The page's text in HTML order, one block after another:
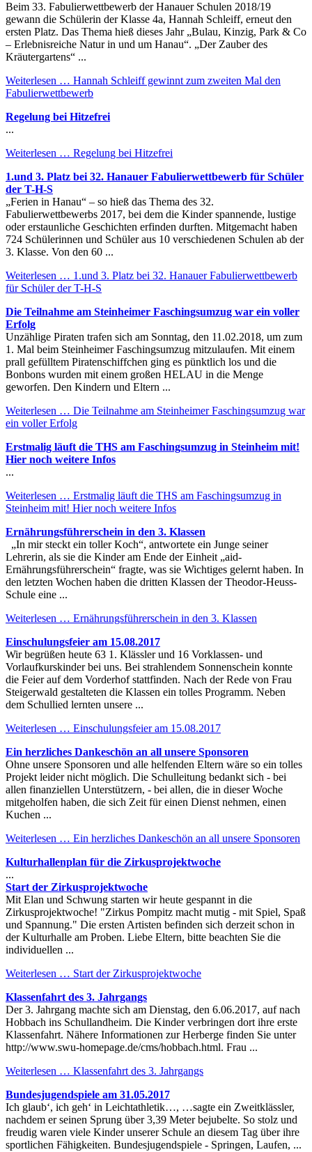
Beim 33. Fabulierwettbewerb der Hanauer Schulen 2018/19
gewann die Schülerin der Klasse 4a, Hannah Schleiff, erneut den
ersten Platz. Das Thema hieß dieses Jahr „Bulau, Kinzig, Park & Co
– Erlebnisreiche Natur in und um Hanau“. „Der Zauber des
Kräutergartens“ ...
Weiterlesen … Hannah Schleiff gewinnt zum zweiten Mal den
Fabulierwettbewerb
Regelung bei Hitzefrei
...
Weiterlesen … Regelung bei Hitzefrei
1.und 3. Platz bei 32. Hanauer Fabulierwettbewerb für Schüler
der T-H-S
„Ferien in Hanau“ – so hieß das Thema des 32.
Fabulierwettbewerbs 2017, bei dem die Kinder spannende, lustige
oder erstaunliche Geschichten erfinden durften. Mitgemacht haben
724 Schülerinnen und Schüler aus 10 verschiedenen Schulen ab der
3. Klasse. Von den 60 ...
Weiterlesen … 1.und 3. Platz bei 32. Hanauer Fabulierwettbewerb
für Schüler der T-H-S
Die Teilnahme am Steinheimer Faschingsumzug war ein voller
Erfolg
Unzählige Piraten trafen sich am Sonntag, den 11.02.2018, um zum
1. Mal beim Steinheimer Faschingsumzug mitzulaufen. Mit einem
prall gefülltem Piratenschiffchen ging es pünktlich los und die
Bonbons wurden mit einem großen HELAU in die Menge
geworfen. Den Kindern und Eltern ...
Weiterlesen … Die Teilnahme am Steinheimer Faschingsumzug war
ein voller Erfolg
Erstmalig läuft die THS am Faschingsumzug in Steinheim mit!
Hier noch weitere Infos
...
Weiterlesen … Erstmalig läuft die THS am Faschingsumzug in
Steinheim mit! Hier noch weitere Infos
Ernährungsführerschein in den 3. Klassen
„In mir steckt ein toller Koch“, antwortete ein Junge seiner
Lehrerin, als sie die Kinder am Ende der Einheit „aid-
Ernährungsführerschein“ fragte, was sie Wichtiges gelernt haben. In
den letzten Wochen haben die dritten Klassen der Theodor-Heuss-
Schule eine ...
Weiterlesen … Ernährungsführerschein in den 3. Klassen
Einschulungsfeier am 15.08.2017
Wir begrüßen heute 63 1. Klässler und 16 Vorklassen- und
Vorlaufkurskinder bei uns. Bei strahlendem Sonnenschein konnte
die Feier auf dem Vorderhof stattfinden. Nach der Rede von Frau
Steigerwald gestalteten die Klassen ein tolles Programm. Neben
dem Schullied lernten unsere ...
Weiterlesen … Einschulungsfeier am 15.08.2017
Ein herzliches Dankeschön an all unsere Sponsoren
Ohne unsere Sponsoren und alle helfenden Eltern wäre so ein tolles
Projekt leider nicht möglich. Die Schulleitung bedankt sich - bei
allen finanziellen Unterstützern, - bei allen, die in dieser Woche
mitgeholfen haben, die sich Zeit für einen Dienst nehmen, einen
Kuchen ...
Weiterlesen … Ein herzliches Dankeschön an all unsere Sponsoren
Kulturhallenplan für die Zirkusprojektwoche
...
Start der Zirkusprojektwoche
Mit Elan und Schwung starten wir heute gespannt in die
Zirkusprojektwoche! "Zirkus Pompitz macht mutig - mit Spiel, Spaß
und Spannung." Die ersten Artisten befinden sich derzeit schon in
der Kulturhalle am Proben. Liebe Eltern, bitte beachten Sie die
individuellen ...
Weiterlesen … Start der Zirkusprojektwoche
Klassenfahrt des 3. Jahrgangs
Der 3. Jahrgang machte sich am Dienstag, den 6.06.2017, auf nach
Hobbach ins Schullandheim. Die Kinder verbringen dort ihre erste
Klassenfahrt. Nähere Informationen zur Herberge finden Sie unter
http://www.swu-homepage.de/cms/hobbach.html. Frau ...
Weiterlesen … Klassenfahrt des 3. Jahrgangs
Bundesjugendspiele am 31.05.2017
Ich glaub‘, ich geh‘ in Leichtathletik…, …sagte ein Zweitklässler,
nachdem er seinen Sprung über 3,39 Meter bejubelte. So stolz und
freudig waren viele Kinder unserer Schule an diesem Tag über ihre
sportlichen Fähigkeiten. Bundesjugendspiele - Springen, Laufen, ...